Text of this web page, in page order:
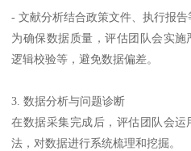
- 文献分析结合政策文件、执行报告
为确保数据质量，评估团队会实施
逻辑校验等，避免数据偏差。
3. 数据分析与问题诊断
在数据采集完成后，评估团队会
法，对数据进行系统梳理和挖掘。